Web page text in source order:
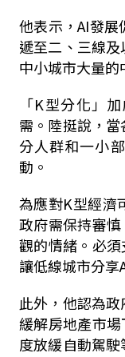
他表示，AI發
遞至二、三線
中小城市大量的
「K型分化」
需。陸挺說，
分人群和一小
動。
為應對K型經濟
政府需保持審
觀的情緒。必須
讓低線城市分享
此外，他認為
緩解房地產市
度放緩自動駕